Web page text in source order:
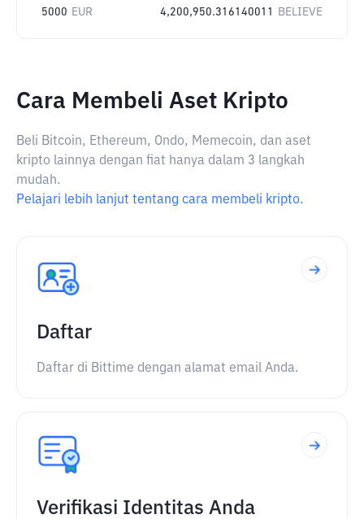
5000 EUR 4,200,950.316140011 BELIEVE
Cara Membeli Aset Kripto
Beli Bitcoin, Ethereum, Ondo, Memecoin, dan aset
kripto lainnya dengan fiat hanya dalam 3 langkah
mudah.
Pelajari lebih lanjut tentang cara membeli kripto.
Daftar
Daftar di Bittime dengan alamat email Anda.
Verifikasi Identitas Anda